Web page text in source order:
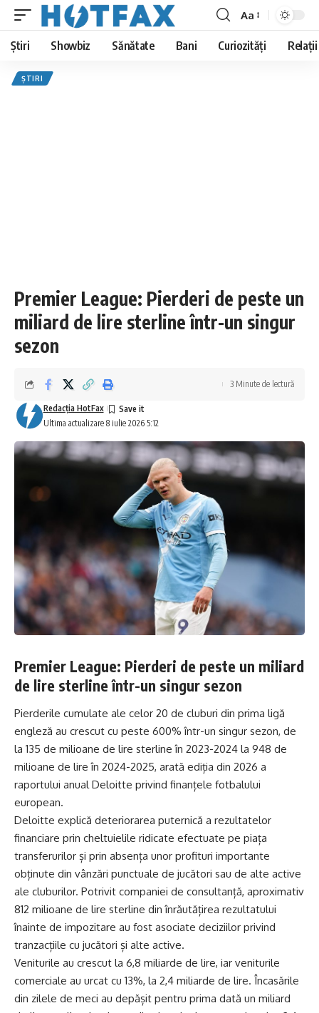
Font
Resizer
Aa
Știri Showbiz Sănătate Bani Curiozități Relații
ȘTIRI
Premier League: Pierderi de peste un
miliard de lire sterline într-un singur
sezon
Ultima actualizare 8 iulie 2026 5:12
Redacţia HotFax
3 Minute de lectură
Premier League: Pierderi de peste un miliard
de lire sterline într-un singur sezon
Pierderile cumulate ale celor 20 de cluburi din prima ligă
engleză au crescut cu peste 600% într-un singur sezon, de
la 135 de milioane de lire sterline în 2023-2024 la 948 de
milioane de lire în 2024-2025, arată ediția din 2026 a
raportului anual Deloitte privind finanțele fotbalului
european.
Deloitte explică deteriorarea puternică a rezultatelor
financiare prin cheltuielile ridicate efectuate pe piața
transferurilor și prin absența unor profituri importante
obținute din vânzări punctuale de jucători sau de alte active
ale cluburilor. Potrivit companiei de consultanță, aproximativ
812 milioane de lire sterline din înrăutățirea rezultatului
înainte de impozitare au fost asociate deciziilor privind
tranzacțiile cu jucători și alte active.
Veniturile au crescut la 6,8 miliarde de lire, iar veniturile
comerciale au urcat cu 13%, la 2,4 miliarde de lire. Încasările
din zilele de meci au depășit pentru prima dată un miliard